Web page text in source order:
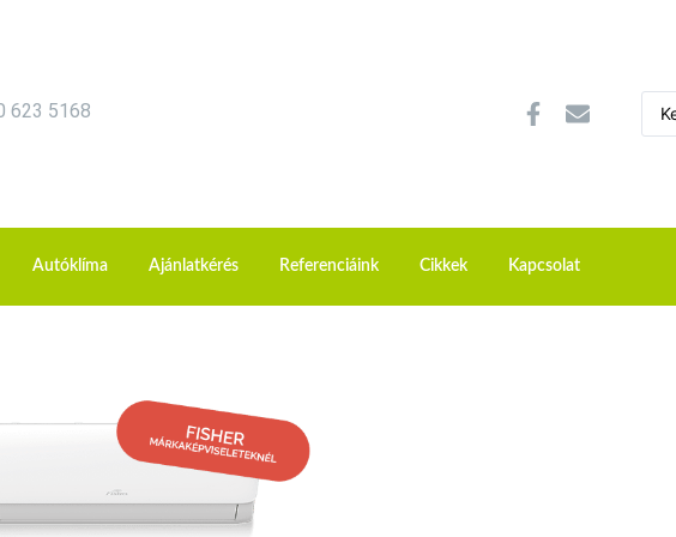
623 5168
Autóklíma Ajánlatkérés Referenciáink Cikkek Kapcsolat